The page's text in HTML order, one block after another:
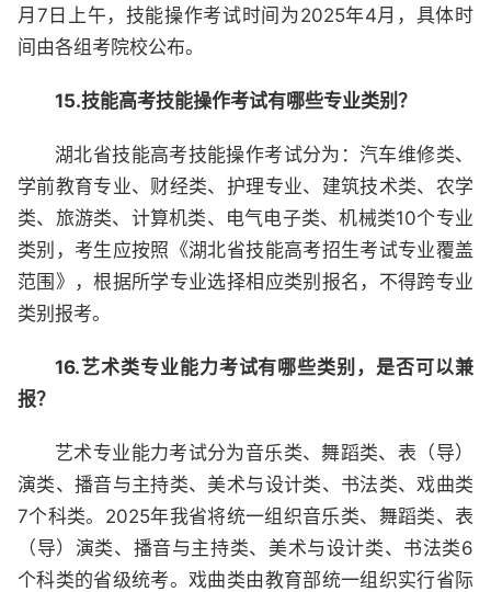
月7日上午，技能操作考试时间为2025年4月，具体时
间由各组考院校公布。
15.技能高考技能操作考试有哪些专业类别？
湖北省技能高考技能操作考试分为：汽车维修类、
学前教育专业、财经类、护理专业、建筑技术类、农学
类、旅游类、计算机类、电气电子类、机械类10个专业
类别，考生应按照《湖北省技能高考招生考试专业覆盖
范围》，根据所学专业选择相应类别报名，不得跨专业
类别报考。
16.艺术类专业能力考试有哪些类别，是否可以兼
报？
艺术专业能力考试分为音乐类、舞蹈类、表（导）
演类、播音与主持类、美术与设计类、书法类、戏曲类
7个科类。2025年我省将统一组织音乐类、舞蹈类、表
（导）演类、播音与主持类、美术与设计类、书法类6
个科类的省级统考。戏曲类由教育部统一组织实行省际